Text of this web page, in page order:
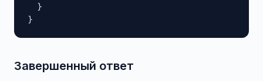
  }
}
Завершенный ответ